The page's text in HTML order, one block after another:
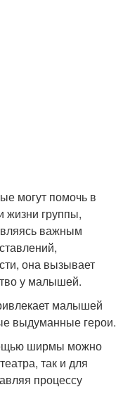
могут помочь в
жизни группы,
важным
она вызывает
у малышей.
малышей
выдуманные герои.
ширмы можно
так и для
процессу